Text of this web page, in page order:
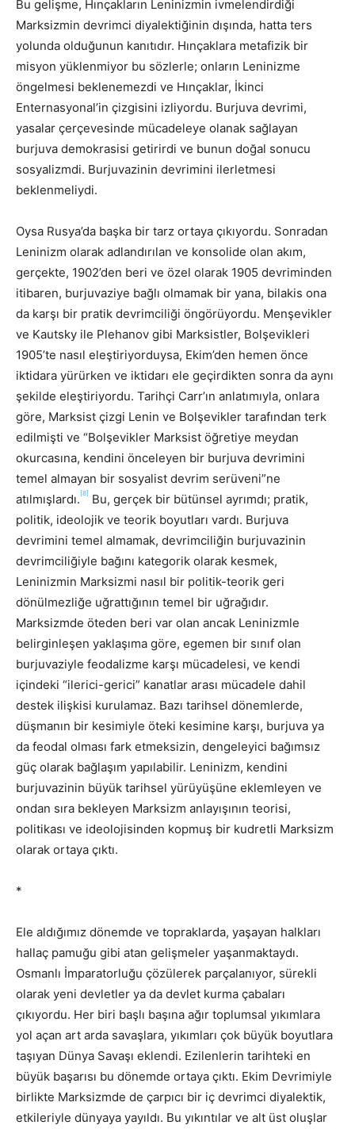
Bu gelişme, Hınçakların Leninizmin ivmelendirdiği
Marksizmin devrimci diyalektiğinin dışında, hatta ters
yolunda olduğunun kanıtıdır. Hınçaklara metafizik bir
misyon yüklenmiyor bu sözlerle; onların Leninizme
öngelmesi beklenemezdi ve Hınçaklar, İkinci
Enternasyonal’in çizgisini izliyordu. Burjuva devrimi,
yasalar çerçevesinde mücadeleye olanak sağlayan
burjuva demokrasisi getirirdi ve bunun doğal sonucu
sosyalizmdi. Burjuvazinin devrimini ilerletmesi
beklenmeliydi.
Oysa Rusya’da başka bir tarz ortaya çıkıyordu. Sonradan
Leninizm olarak adlandırılan ve konsolide olan akım,
gerçekte, 1902’den beri ve özel olarak 1905 devriminden
itibaren, burjuvaziye bağlı olmamak bir yana, bilakis ona
da karşı bir pratik devrimciliği öngörüyordu. Menşevikler
ve Kautsky ile Plehanov gibi Marksistler, Bolşevikleri
1905’te nasıl eleştiriyorduysa, Ekim’den hemen önce
iktidara yürürken ve iktidarı ele geçirdikten sonra da aynı
şekilde eleştiriyordu. Tarihçi Carr’ın anlatımıyla, onlara
göre, Marksist çizgi Lenin ve Bolşevikler tarafından terk
edilmişti ve “Bolşevikler Marksist öğretiye meydan
okurcasına, kendini önceleyen bir burjuva devrimini
temel almayan bir sosyalist devrim serüveni”ne
atılmışlardı. [8] Bu, gerçek bir bütünsel ayrımdı; pratik,
politik, ideolojik ve teorik boyutları vardı. Burjuva
devrimini temel almamak, devrimciliğin burjuvazinin
devrimciliğiyle bağını kategorik olarak kesmek,
Leninizmin Marksizmi nasıl bir politik-teorik geri
dönülmezliğe uğrattığının temel bir uğrağıdır.
Marksizmde öteden beri var olan ancak Leninizmle
belirginleşen yaklaşıma göre, egemen bir sınıf olan
burjuvaziyle feodalizme karşı mücadelesi, ve kendi
içindeki “ilerici-gerici” kanatlar arası mücadele dahil
destek ilişkisi kurulamaz. Bazı tarihsel dönemlerde,
düşmanın bir kesimiyle öteki kesimine karşı, burjuva ya
da feodal olması fark etmeksizin, dengeleyici bağımsız
güç olarak bağlaşım yapılabilir. Leninizm, kendini
burjuvazinin büyük tarihsel yürüyüşüne eklemleyen ve
ondan sıra bekleyen Marksizm anlayışının teorisi,
politikası ve ideolojisinden kopmuş bir kudretli Marksizm
olarak ortaya çıktı.
*
Ele aldığımız dönemde ve topraklarda, yaşayan halkları
hallaç pamuğu gibi atan gelişmeler yaşanmaktaydı.
Osmanlı İmparatorluğu çözülerek parçalanıyor, sürekli
olarak yeni devletler ya da devlet kurma çabaları
çıkıyordu. Her biri başlı başına ağır toplumsal yıkımlara
yol açan art arda savaşlara, yıkımları çok büyük boyutlara
taşıyan Dünya Savaşı eklendi. Ezilenlerin tarihteki en
büyük başarısı bu dönemde ortaya çıktı. Ekim Devrimiyle
birlikte Marksizmde de çarpıcı bir iç devrimci diyalektik,
etkileriyle dünyaya yayıldı. Bu yıkıntılar ve alt üst oluşlar